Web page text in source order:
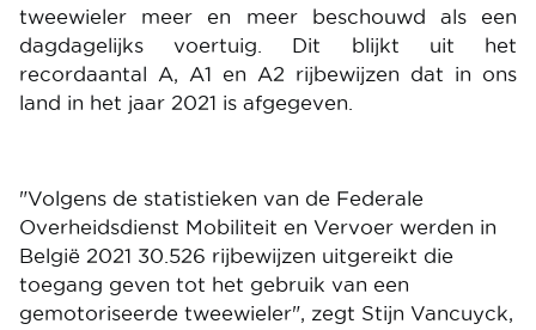
tweewieler meer en meer beschouwd als een
dagdagelijks voertuig. Dit blijkt uit het
recordaantal A, A1 en A2 rijbewijzen dat in ons
land in het jaar 2021 is afgegeven.
"Volgens de statistieken van de Federale
Overheidsdienst Mobiliteit en Vervoer werden in
België 2021 30.526 rijbewijzen uitgereikt die
toegang geven tot het gebruik van een
gemotoriseerde tweewieler", zegt Stijn Vancuyck,